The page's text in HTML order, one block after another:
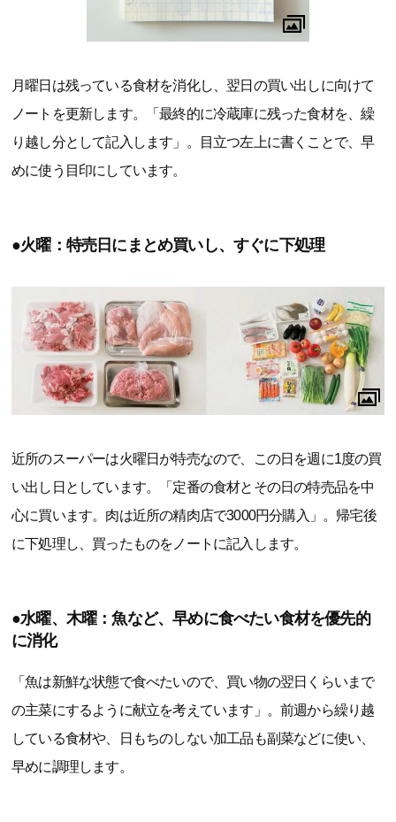
月曜日は残っている食材を消化し、翌日の買い出しに向けて
ノートを更新します。「最終的に冷蔵庫に残った食材を、繰
り越し分として記入します」。目立つ左上に書くことで、早
めに使う目印にしています。
●火曜：特売日にまとめ買いし、すぐに下処理
近所のスーパーは火曜日が特売なので、この日を週に1度の買
い出し日としています。「定番の食材とその日の特売品を中
心に買います。肉は近所の精肉店で3000円分購入」。帰宅後
に下処理し、買ったものをノートに記入します。
●水曜、木曜：魚など、早めに食べたい食材を優先的
に消化
「魚は新鮮な状態で食べたいので、買い物の翌日くらいまで
の主菜にするように献立を考えています」。前週から繰り越
している食材や、日もちのしない加工品も副菜などに使い、
早めに調理します。